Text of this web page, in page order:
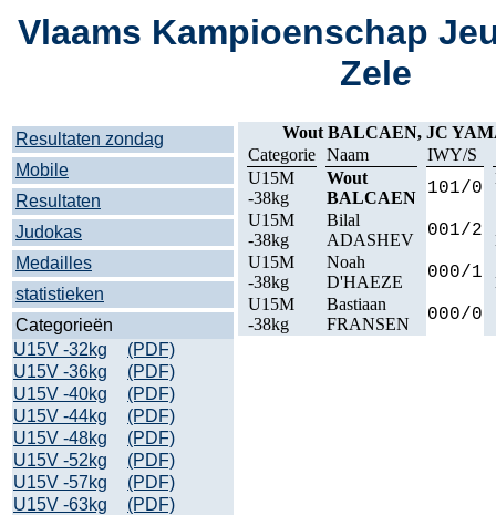
Vlaams Kampioenschap
Zele
Resultaten zondag
Mobile
Resultaten
Judokas
Medailles
statistieken
Categorieën
U15V -32kg
(PDF)
U15V -36kg
(PDF)
U15V -40kg
(PDF)
U15V -44kg
(PDF)
U15V -48kg
(PDF)
U15V -52kg
(PDF)
U15V -57kg
(PDF)
U15V -63kg
(PDF)
Wout BALCAEN, JC
Categorie Naam IWY/S
U15M
-38kg
Wout
BALCAEN
101/0
U15M
-38kg
Bilal
ADASHEV
001/2
U15M
-38kg
Noah
D'HAEZE
000/1
U15M
-38kg
Bastiaan
FRANSEN
000/0